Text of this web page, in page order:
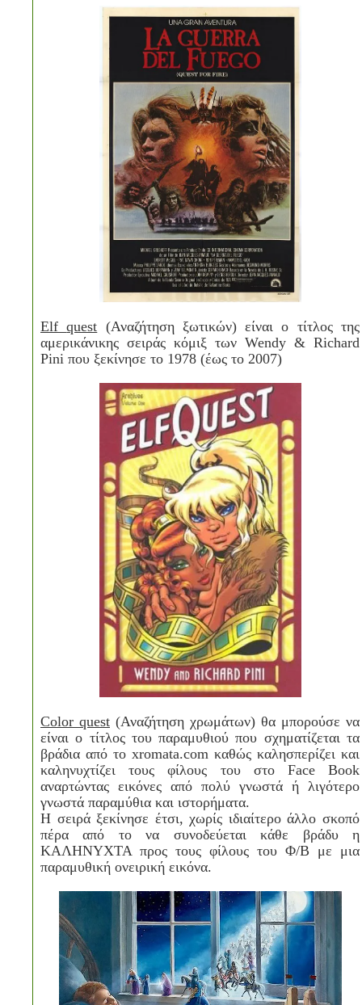
Elf quest (Αναζήτηση ξωτικών) είναι ο τίτλος της
αμερικάνικης σειράς κόμιξ των Wendy & Richard
Pini που ξεκίνησε το 1978 (έως το 2007)
Color quest (Αναζήτηση χρωμάτων) θα μπορούσε να
είναι ο τίτλος του παραμυθιού που σχηματίζεται τα
βράδια από το xromata.com καθώς καλησπερίζει και
καληνυχτίζει τους φίλους του στο Face
Book
αναρτώντας εικόνες από πολύ γνωστά ή λιγότερο
γνωστά παραμύθια και ιστορήματα.
Η σειρά ξεκίνησε έτσι, χωρίς ιδιαίτερο άλλο σκοπό
πέρα από το να συνοδεύεται κάθε βράδυ η
ΚΑΛΗΝΥΧΤΑ προς τους φίλους του Φ/Β με μια
παραμυθική ονειρική εικόνα.